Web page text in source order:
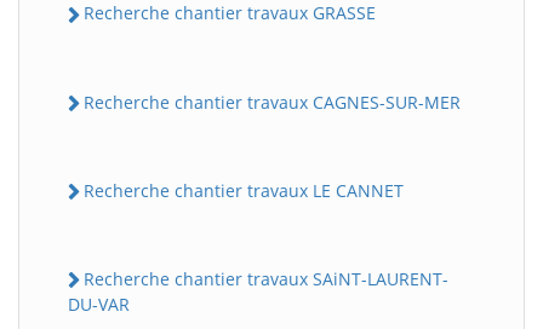
Recherche chantier travaux GRASSE
Recherche chantier travaux CAGNES-SUR-MER
Recherche chantier travaux LE CANNET
Recherche chantier travaux SAiNT-LAURENT-
DU-VAR